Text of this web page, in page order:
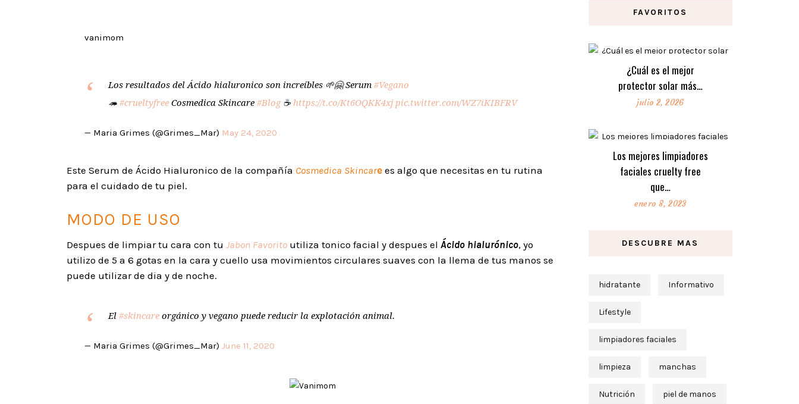
vanimom
Los resultados del Ácido hialuronico son increíbles 🌱🤗 Serum #Vegano
🦔#crueltyfree Cosmedica Skincare #Blog☕️https://t.co/Kt6OQKK4xj pic.twitter.com/WZ7iKIBFRV
— Maria Grimes (@Grimes_Mar) May 24, 2020
Este Serum de Ácido Hialuronico de la compañía Cosmedica Skincare es algo que necesitas en tu rutina
para el cuidado de tu piel.
MODO DE USO
Despues de limpiar tu cara con tu Jabon Favorito utiliza tonico facial y despues el Ácido hialurónico, yo
utilizo de 5 a 6 gotas en la cara y cuello usa movimientos circulares suaves con la llema de tus manos se
puede utilizar de dia y de noche.
El #skincare orgánico y vegano puede reducir la explotación animal.
— Maria Grimes (@Grimes_Mar) June 11, 2020
FAVORITOS
¿Cuál es el mejor
protector solar más…
julio 2, 2026
Los mejores limpiadores
faciales cruelty free
que…
enero 8, 2023
DESCUBRE MAS
hidratante Informativo
Lifestyle
limpiadores faciales
limpieza manchas
Nutrición piel de manos